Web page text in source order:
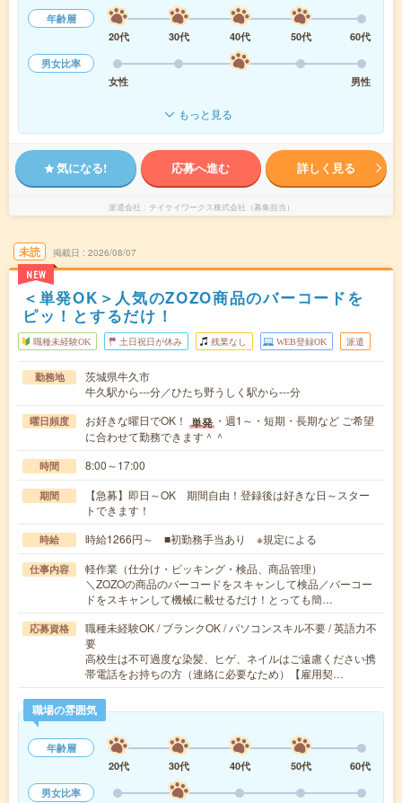
年齢層
20代
30代 40代 50代
60代
男女比率
女性
男性
もっと見る
気になる! 応募へ進む 詳しく見る
派遣会社 テイケイワークス株式会社（募集担当）
未読
NEW
掲載日 2026/08/07
＜単発OK＞人気のZOZO商品のバーコードを
ピッ！とするだけ！
職種未経験OK 土日祝日が休み 残業なし WEB登録OK 派遣
勤務地
茨城県牛久市
牛久駅から---分／ひたち野うしく駅から---分
曜日頻度 お好きな曜日でOK！ 単発 ・週1～・短期・長期など ご希望
に合わせて勤務できます＾＾
時間 8:00～17:00
期間
【急募】即日～OK 期間自由！登録後は好きな日～スター
トできます！
時給 時給1266円～ ■初勤務手当あり ※規定による
仕事内容
軽作業（仕分け・ピッキング・検品、商品管理）
＼ZOZOの商品のバーコードをスキャンして検品／バーコー
ドをスキャンして機械に載せるだけ！とっても簡…
応募資格
職種未経験OK / ブランクOK / パソコンスキル不要 / 英語力不
要
高校生は不可過度な染髪、ヒゲ、ネイルはご遠慮ください携
帯電話をお持ちの方（連絡に必要なため）【雇用契…
職場の雰囲気
年齢層
20代
30代 40代 50代
60代
男女比率